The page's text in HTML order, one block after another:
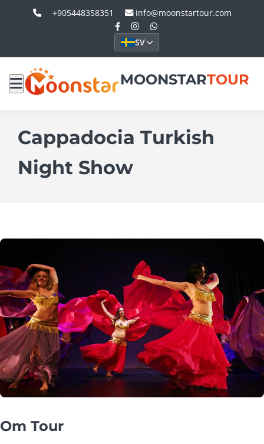
+905448358351 info@moonstartour.com
SV
MOONSTARTOUR
Cappadocia Turkish
Night Show
Om Tour